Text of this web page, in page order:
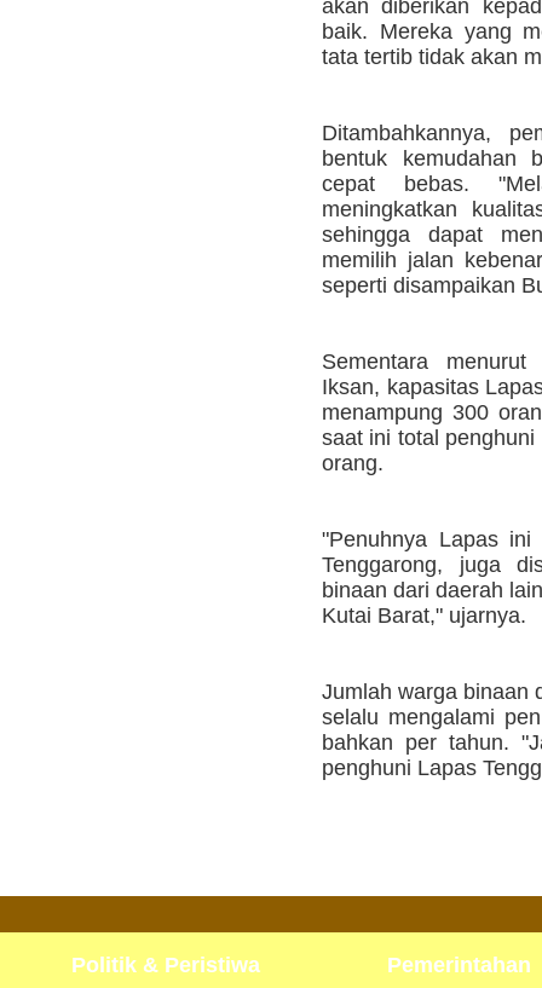
akan diberikan
baik. Mereka yang
tata tertib tidak akan
Ditambahkannya,
bentuk kemudahan
cepat bebas.
meningkatkan
sehingga dapat
memilih jalan
seperti disampaikan
Sementara
Iksan, kapasitas
menampung 300
saat ini total
orang.
"Penuhnya Lapas
Tenggarong, juga
binaan dari daerah
Kutai Barat," ujarnya.
Jumlah warga binaan
selalu mengalami
bahkan per tahun.
penghuni Lapas
Politik & Peristiwa Pemerintahan